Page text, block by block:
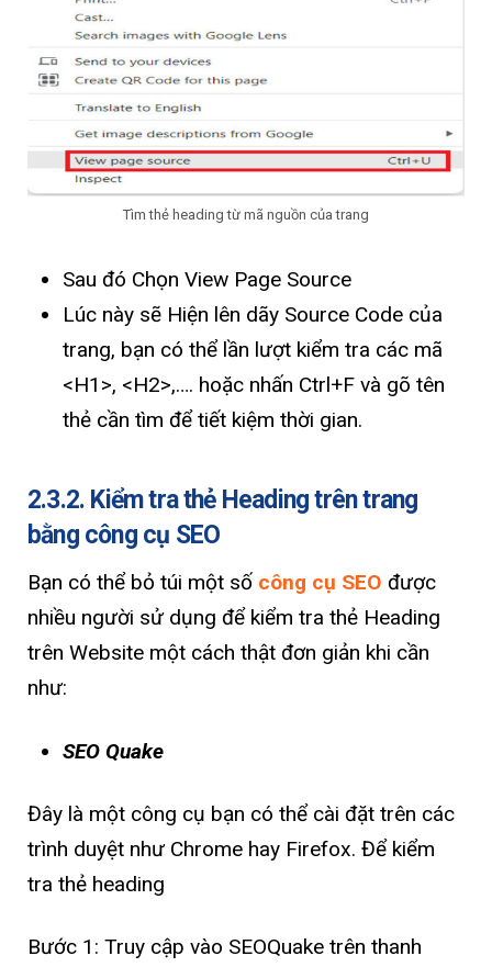
Tìm thẻ heading từ mã nguồn của trang
Sau đó Chọn View Page Source
Lúc này sẽ Hiện lên dãy Source Code của
trang, bạn có thể lần lượt kiểm tra các mã
<H1>, <H2>,…. hoặc nhấn Ctrl+F và gõ tên
thẻ cần tìm để tiết kiệm thời gian.
2.3.2. Kiểm tra thẻ Heading trên trang
bằng công cụ SEO
Bạn có thể bỏ túi một số công cụ SEO được
nhiều người sử dụng để kiểm tra thẻ Heading
trên Website một cách thật đơn giản khi cần
như:
SEO Quake
Đây là một công cụ bạn có thể cài đặt trên các
trình duyệt như Chrome hay Firefox. Để kiểm
tra thẻ heading
Bước 1: Truy cập vào SEOQuake trên thanh